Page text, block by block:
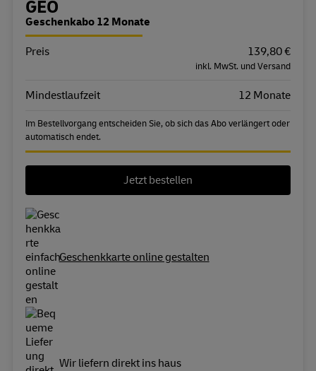
Bestellübersicht
GEO
Geschenkabo 12 Monate
Eigenschaft
Preis 139,80 €
inkl. MwSt. und Versand
Mindestlaufzeit 12 Monate
Im Bestellvorgang entscheiden Sie, ob sich das Abo verlängert oder
automatisch endet.
Jetzt bestellen
Geschenkkarte online gestalten
Wir liefern direkt ins haus